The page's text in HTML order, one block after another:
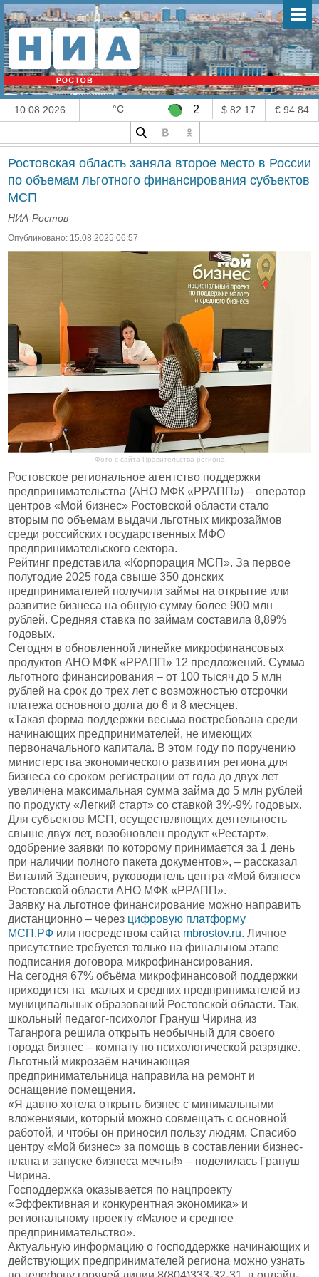
10.08.2026 °C 2 $ 82.17 € 94.84
Ростовская область заняла второе место в России
по объемам льготного финансирования субъектов
МСП
НИА-Ростов
Опубликовано: 15.08.2025 06:57
Фото с сайта Правительства региона
Ростовское региональное агентство поддержки
предпринимательства (АНО МФК «РРАПП») – оператор
центров «Мой бизнес» Ростовской области стало
вторым по объемам выдачи льготных микрозаймов
среди российских государственных МФО
предпринимательского сектора.
Рейтинг представила «Корпорация МСП». За первое
полугодие 2025 года свыше 350 донских
предпринимателей получили займы на открытие или
развитие бизнеса на общую сумму более 900 млн
рублей. Средняя ставка по займам составила 8,89%
годовых.
Сегодня в обновленной линейке микрофинансовых
продуктов АНО МФК «РРАПП» 12 предложений. Сумма
льготного финансирования – от 100 тысяч до 5 млн
рублей на срок до трех лет с возможностью отсрочки
платежа основного долга до 6 и 8 месяцев.
«Такая форма поддержки весьма востребована среди
начинающих предпринимателей, не имеющих
первоначального капитала. В этом году по поручению
министерства экономического развития региона для
бизнеса со сроком регистрации от года до двух лет
увеличена максимальная сумма займа до 5 млн рублей
по продукту «Легкий старт» со ставкой 3%-9% годовых.
Для субъектов МСП, осуществляющих деятельность
свыше двух лет, возобновлен продукт «Рестарт»,
одобрение заявки по которому принимается за 1 день
при наличии полного пакета документов», – рассказал
Виталий Зданевич, руководитель центра «Мой бизнес»
Ростовской области АНО МФК «РРАПП».
Заявку на льготное финансирование можно направить
дистанционно – через цифровую платформу
МСП.РФ или посредством сайта mbrostov.ru. Личное
присутствие требуется только на финальном этапе
подписания договора микрофинансирования.
На сегодня 67% объёма микрофинансовой поддержки
приходится на малых и средних предпринимателей из
муниципальных образований Ростовской области. Так,
школьный педагог-психолог Грануш Чирина из
Таганрога решила открыть необычный для своего
города бизнес – комнату по психологической разрядке.
Льготный микрозаём начинающая
предпринимательница направила на ремонт и
оснащение помещения.
«Я давно хотела открыть бизнес с минимальными
вложениями, который можно совмещать с основной
работой, и чтобы он приносил пользу людям. Спасибо
центру «Мой бизнес» за помощь в составлении бизнес-
плана и запуске бизнеса мечты!» – поделилась Грануш
Чирина.
Господдержка оказывается по нацпроекту
«Эффективная и конкурентная экономика» и
региональному проекту «Малое и среднее
предпринимательство».
Актуальную информацию о господдержке начинающих и
действующих предпринимателей региона можно узнать